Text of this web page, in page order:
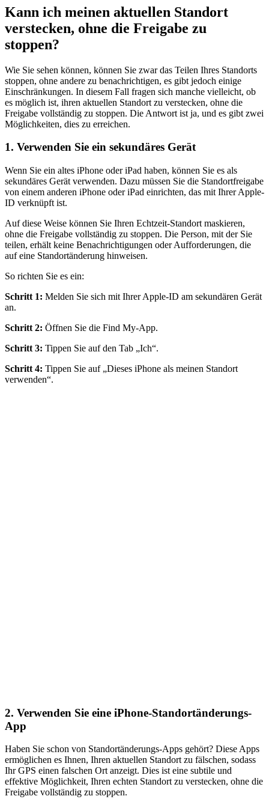
Kann ich meinen aktuellen Standort
verstecken, ohne die Freigabe zu
stoppen?
Wie Sie sehen können, können Sie zwar das Teilen Ihres Standorts
stoppen, ohne andere zu benachrichtigen, es gibt jedoch einige
Einschränkungen. In diesem Fall fragen sich manche vielleicht, ob
es möglich ist, ihren aktuellen Standort zu verstecken, ohne die
Freigabe vollständig zu stoppen. Die Antwort ist ja, und es gibt zwei
Möglichkeiten, dies zu erreichen.
1. Verwenden Sie ein sekundäres Gerät
Wenn Sie ein altes iPhone oder iPad haben, können Sie es als
sekundäres Gerät verwenden. Dazu müssen Sie die Standortfreigabe
von einem anderen iPhone oder iPad einrichten, das mit Ihrer Apple-
ID verknüpft ist.
Auf diese Weise können Sie Ihren Echtzeit-Standort maskieren,
ohne die Freigabe vollständig zu stoppen. Die Person, mit der Sie
teilen, erhält keine Benachrichtigungen oder Aufforderungen, die
auf eine Standortänderung hinweisen.
So richten Sie es ein:
Schritt 1: Melden Sie sich mit Ihrer Apple-ID am sekundären Gerät
an.
Schritt 2: Öffnen Sie die Find My-App.
Schritt 3: Tippen Sie auf den Tab „Ich“.
Schritt 4: Tippen Sie auf „Dieses iPhone als meinen Standort
verwenden“.
2. Verwenden Sie eine iPhone-Standortänderungs-
App
Haben Sie schon von Standortänderungs-Apps gehört? Diese Apps
ermöglichen es Ihnen, Ihren aktuellen Standort zu fälschen, sodass
Ihr GPS einen falschen Ort anzeigt. Dies ist eine subtile und
effektive Möglichkeit, Ihren echten Standort zu verstecken, ohne die
Freigabe vollständig zu stoppen.